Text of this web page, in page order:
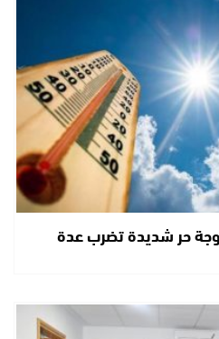
حر شديدة تضرب عدة